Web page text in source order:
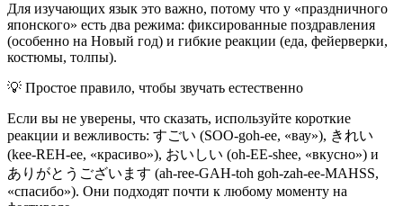
Для изучающих язык это важно, потому что у «праздничного
японского» есть два режима: фиксированные поздравления
(особенно на Новый год) и гибкие реакции (еда, фейерверки,
костюмы, толпы).
💡 Простое правило, чтобы звучать естественно
Если вы не уверены, что сказать, используйте короткие
реакции и вежливость: すごい (SOO-goh-ee, «вау»), きれい
(kee-REH-ee, «красиво»), おいしい (oh-EE-shee, «вкусно») и
ありがとうございます (ah-ree-GAH-toh goh-zah-ee-MAHSS,
«спасибо»). Они подходят почти к любому моменту на